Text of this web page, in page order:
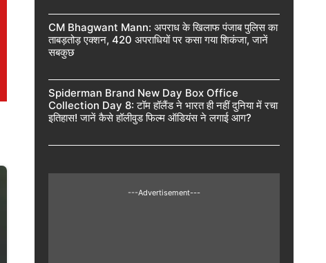
CM Bhagwant Mann: अपराध के खिलाफ पंजाब पुलिस का
ताबड़तोड़ एक्शन, 420 अपराधियों पर कसा गया शिकंजा, जानें
सबकुछ
Spiderman Brand New Day Box Office
Collection Day 8: टॉम हॉलैंड ने भारत ही नहीं दुनिया में रचा
इतिहास! जानें कैसे हॉलीवुड फिल्म ऑडियंस ने लगाई आग?
---Advertisement---